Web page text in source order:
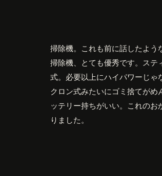
掃除機。これも前に話したよう
掃除機、とても優秀です。ステ
式。必要以上にハイパワーじゃ
クロン式みたいにゴミ捨てがめ
ッテリー持ちがいい。これのお
りました。